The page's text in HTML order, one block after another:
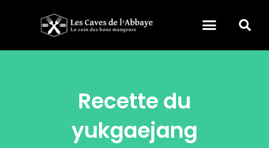
Recette du
yukgaejang